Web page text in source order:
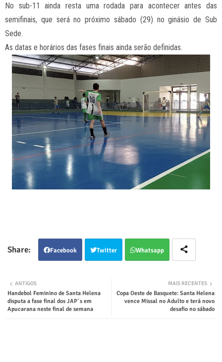
No sub-11 ainda resta uma rodada para acontecer antes das
semifinais, que será no próximo sábado (29) no ginásio de Sub
Sede.
As datas e horários das fases finais ainda serão definidas.
Facebook Twitter Whatsapp
MAIS RECENTES
Copa Oeste de Basquete: Santa Helena
vence Missal no Adulto e terá novo
desafio no sábado
ANTIGOS
Handebol Feminino de Santa Helena
disputa a fase final dos JAP´s em
Apucarana neste final de semana